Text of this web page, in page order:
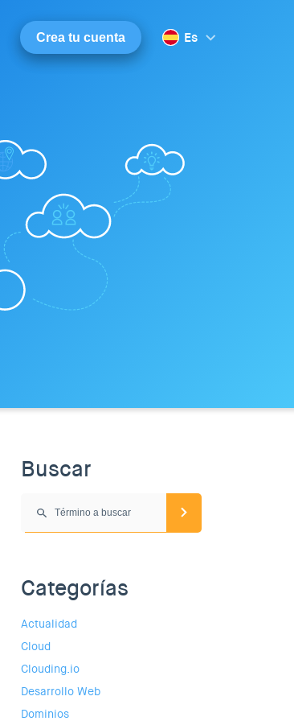
Crea tu cuenta Es
Buscar
Categorías
Actualidad
Cloud
Clouding.io
Desarrollo Web
Dominios